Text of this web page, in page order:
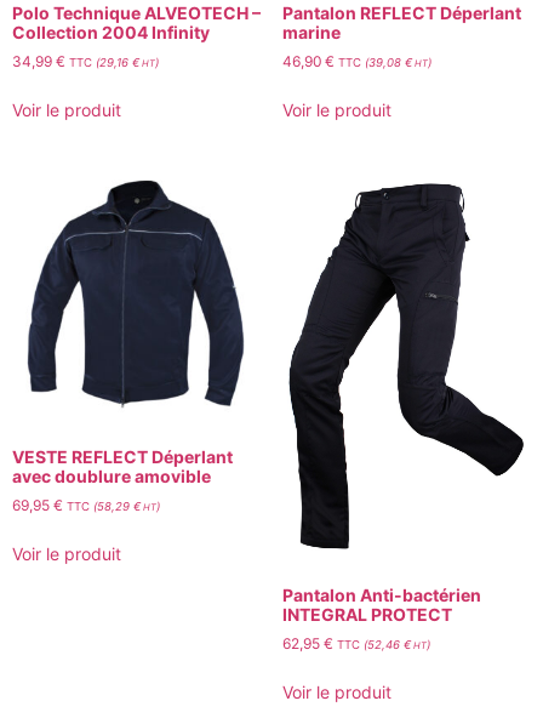
Polo Technique ALVEOTECH –
Collection 2004 Infinity
34,99 € TTC (29,16 € HT)
Voir le produit
Pantalon REFLECT Déperlant
marine
46,90 € TTC(39,08 € HT)
Voir le produit
VESTE REFLECT Déperlant
avec doublure amovible
69,95 € TTC (58,29 € HT)
Voir le produit
Pantalon Anti-bactérien
INTEGRAL PROTECT
62,95 € TTC(52,46 € HT)
Voir le produit